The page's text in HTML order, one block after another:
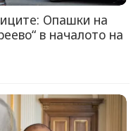
Опашки на
в началото на